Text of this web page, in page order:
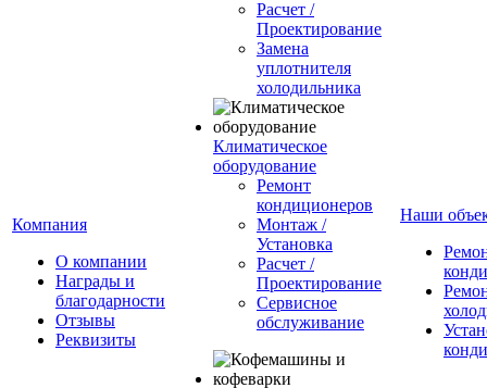
Компания
О компании
Награды и
благодарности
Отзывы
Реквизиты
Расчет /
Проектирование
Замена
уплотнителя
холодильника
Климатическое
оборудование
Ремонт
кондиционеров
Монтаж /
Установка
Расчет /
Проектирование
Сервисное
обслуживание
Наши